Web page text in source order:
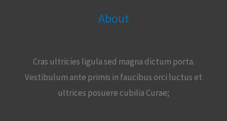
About
Cras ultricies ligula sed magna dictum porta.
Vestibulum ante primis in faucibus orci luctus et
ultrices posuere cubilia Curae;